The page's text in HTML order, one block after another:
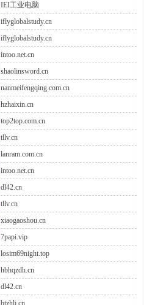
IEI工业电脑
iflyglobalstudy.cn
iflyglobalstudy.cn
intoo.net.cn
shaolinsword.cn
nanmeifengqing.com.cn
hzhaixin.cn
top2top.com.cn
tllv.cn
lanram.com.cn
intoo.net.cn
dl42.cn
tllv.cn
xiaogaoshou.cn
7papi.vip
losim69night.top
hbhqzdh.cn
dl42.cn
btzhlj.cn